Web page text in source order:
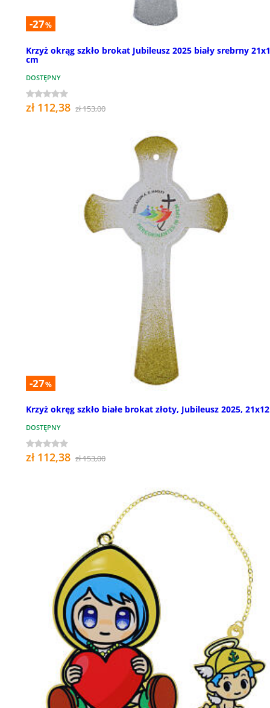
-27%
Krzyż okrąg szkło brokat Jubileusz 2025 biały srebrny
cm
DOSTĘPNY
zł 112,38 zł 153,00
-27%
Krzyż okręg szkło białe brokat złoty, Jubileusz 2025,
DOSTĘPNY
zł 112,38 zł 153,00